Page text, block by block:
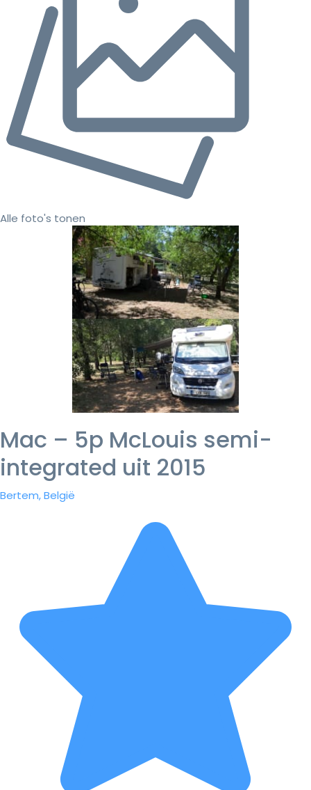
Alle foto's tonen
Mac – 5p McLouis semi-
integrated uit 2015
Bertem, België